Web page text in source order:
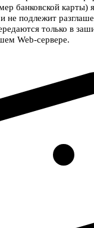
банковской карты)
не подлежит
только в
Web-сервере.